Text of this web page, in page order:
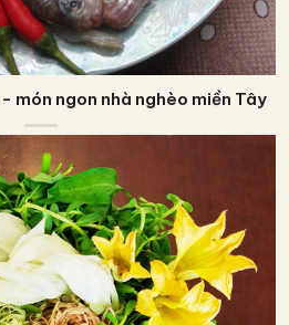
món ngon nhà nghèo miền Tây